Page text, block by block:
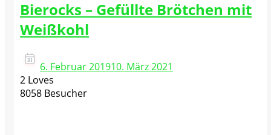
Bierocks – Gefüllte Brötchen mit
Weißkohl
6. Februar 201910. März 2021
2 Loves
8058 Besucher